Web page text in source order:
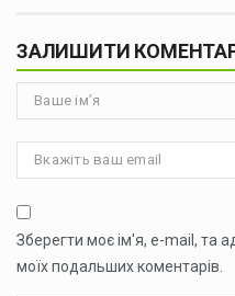
ЗАЛИШИТИ
Зберегти моє ім'я, e-mail, та
моїх подальших коментарів.